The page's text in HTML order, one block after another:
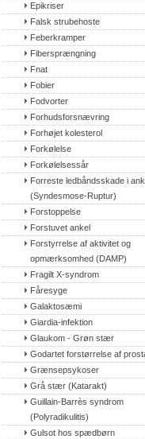
Epikriser
Falsk strubehoste
Feberkramper
Fibersprængning
Fnat
Fobier
Fodvorter
Forhudsforsnævring
Forhøjet kolesterol
Forkølelse
Forkølelsessår
Forreste ledbåndsskade i
(Syndesmose-Ruptur)
Forstoppelse
Forstuvet ankel
Forstyrrelse af aktivitet og
opmærksomhed (DAMP)
Fragilt X-syndrom
Fåresyge
Galaktosæmi
Giardia-infektion
Glaukom - Grøn stær
Godartet forstørrelse af
Grænsepsykoser
Grå stær (Katarakt)
Guillain-Barrès syndrom
(Polyradikulitis)
Gulsot hos spædbørn